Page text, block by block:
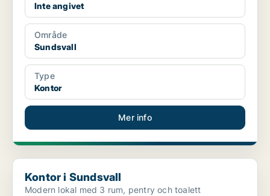
Inte angivet
Område
Sundsvall
Type
Kontor
Mer info
Kontor i Sundsvall
Kontor i Sundsvall
Modern lokal med 3 rum, pentry och toalett